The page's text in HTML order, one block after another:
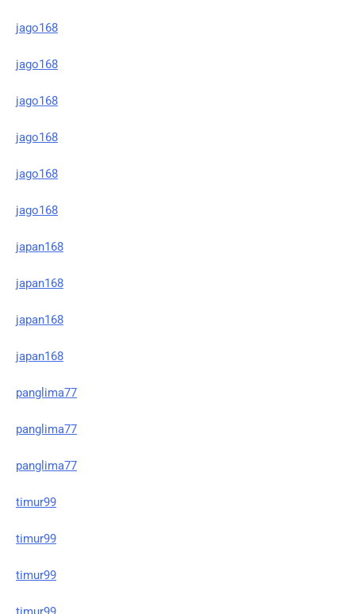
jago168
jago168
jago168
jago168
jago168
jago168
japan168
japan168
japan168
japan168
panglima77
panglima77
panglima77
timur99
timur99
timur99